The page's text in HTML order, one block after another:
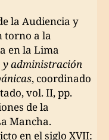
la Audiencia y
torno a la
en la Lima
y administración
, coordinado
vol. II, pp.
de la
Mancha.
en el siglo XVII: